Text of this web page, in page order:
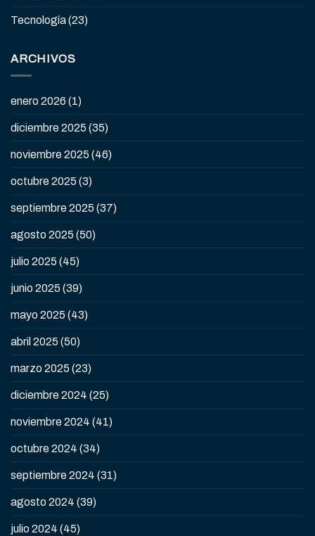
Tecnología(23)
ARCHIVOS
enero 2026 (1)
diciembre 2025 (35)
noviembre 2025 (46)
octubre 2025 (3)
septiembre 2025 (37)
agosto 2025 (50)
julio 2025 (45)
junio 2025 (39)
mayo 2025 (43)
abril 2025 (50)
marzo 2025 (23)
diciembre 2024 (25)
noviembre 2024 (41)
octubre 2024 (34)
septiembre 2024 (31)
agosto 2024 (39)
julio 2024 (45)